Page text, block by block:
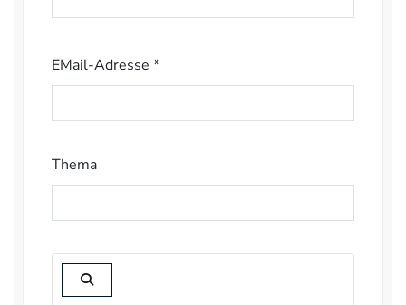
EMail-Adresse *
Thema